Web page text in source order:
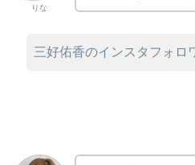
りな
三好佑香のインスタフォロ